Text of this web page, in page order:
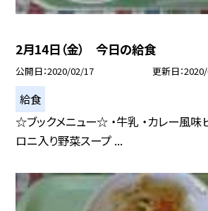
2月14日（金） 今日の給食
公開日 2020/02/17 更新日
給食
☆ブックメニュー☆ ・牛乳 ・カレー風味
ロニ入り野菜スープ ...